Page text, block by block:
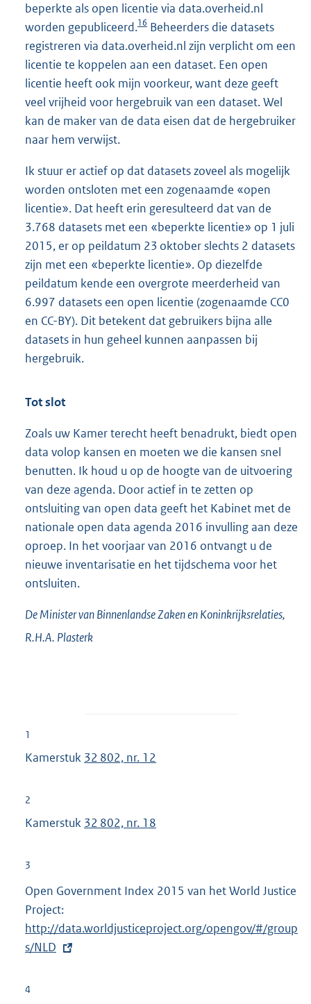
beperkte als open licentie via data.overheid.nl
worden gepubliceerd.16 Beheerders die datasets
registreren via data.overheid.nl zijn verplicht om een
licentie te koppelen aan een dataset. Een open
licentie heeft ook mijn voorkeur, want deze geeft
veel vrijheid voor hergebruik van een dataset. Wel
kan de maker van de data eisen dat de hergebruiker
naar hem verwijst.
Ik stuur er actief op dat datasets zoveel als mogelijk
worden ontsloten met een zogenaamde «open
licentie». Dat heeft erin geresulteerd dat van de
3.768 datasets met een «beperkte licentie» op 1 juli
2015, er op peildatum 23 oktober slechts 2 datasets
zijn met een «beperkte licentie». Op diezelfde
peildatum kende een overgrote meerderheid van
6.997 datasets een open licentie (zogenaamde CC0
en CC-BY). Dit betekent dat gebruikers bijna alle
datasets in hun geheel kunnen aanpassen bij
hergebruik.
Tot slot
Zoals uw Kamer terecht heeft benadrukt, biedt open
data volop kansen en moeten we die kansen snel
benutten. Ik houd u op de hoogte van de uitvoering
van deze agenda. Door actief in te zetten op
ontsluiting van open data geeft het Kabinet met de
nationale open data agenda 2016 invulling aan deze
oproep. In het voorjaar van 2016 ontvangt u de
nieuwe inventarisatie en het tijdschema voor het
ontsluiten.
De Minister van Binnenlandse Zaken en Koninkrijksrelaties,
R.H.A. Plasterk
1
Kamerstuk 32 802, nr. 12
2
Kamerstuk 32 802, nr. 18
3
Open Government Index 2015 van het World Justice
Project:
x
t
http://data.worldjusticeproject.org/opengov/#/group
s/NLD
4